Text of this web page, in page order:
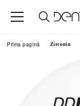
Prima pagină Zirconiu